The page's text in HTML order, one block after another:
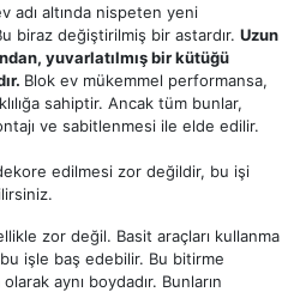
adı altında nispeten yeni
biraz değiştirilmiş bir astardır. Uzun
yuvarlatılmış bir kütüğü
Blok ev mükemmel performansa,
sahiptir. Ancak tüm bunlar,
ve sabitlenmesi ile elde edilir.
edilmesi zor değildir, bu işi
zor değil. Basit araçları kullanma
işle baş edebilir. Bu bitirme
aynı boydadır. Bunların